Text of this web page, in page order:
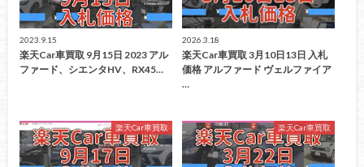
2023.9.15
楽天Car車買取 9月15日 2023 アル
ファード、シエンタHV、RX45…
2026.3.18
楽天Car車買取 3月10日13日 入札
価格 アルファード ヴェルファイア
…
楽天Car車買取 楽天Car車買取